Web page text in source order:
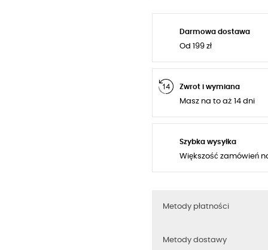
Darmowa dostawa
Od 199 zł
Zwrot i wymiana
Masz na to aż 14 dni
Szybka wysyłka
Większość zamówień
Metody płatności
Metody dostawy